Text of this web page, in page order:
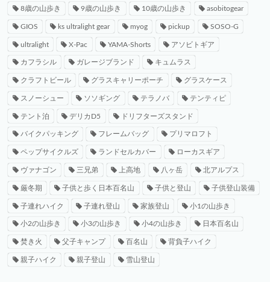
8歳の山歩き 9歳の山歩き 10歳の山歩き asobitogear
GIOS ks ultralight gear myog pickup SOSO-G
ultralight X-Pac YAMA-Shorts アソビトギア
カフラシル ガレージブランド キュムラス
クラフトビール グラスキャリーポーチ グラスケース
スノーシュー ソソギング テラノバ テンティピ
テント泊 デリカD5 ドリフターズスタンド
バイクパッキング フレームバッグ プリマロフト
ペップサイクルズ ランドセルカバー ローカスギア
ヴァナゴン 三兄弟 上高地 八ヶ岳 北アルプス
厳冬期 子供と歩く日本百名山 子供と登山 子供登山装備
子連れハイク 子連れ登山 家族登山 小1の山歩き
小2の山歩き 小3の山歩き 小4の山歩き 日本百名山
焚き火 父子キャンプ 百名山 背負子ハイク
親子ハイク 親子登山 雪山登山